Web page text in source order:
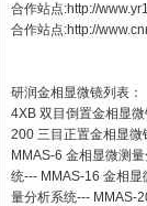
合作站点:http://
合作站点:http://
研润金相显微镜列表：
4XB 双目倒置金相显
200 三目正置金相显微
MMAS-6 金相显微测
统--- MMAS-16 金相显
量分析系统--- MMAS-